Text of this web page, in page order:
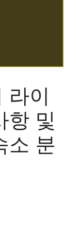
라이
항 및
소 분